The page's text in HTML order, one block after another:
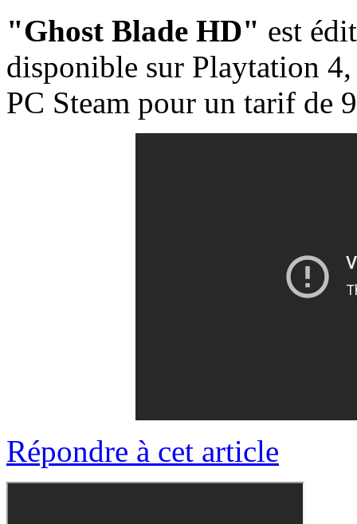
"Ghost Blade HD" est
disponible sur Playtation
PC Steam pour un tarif de
Répondre à cet article